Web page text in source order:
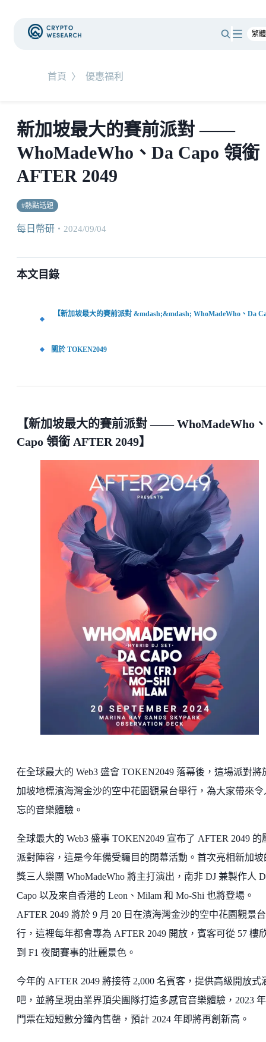
首頁 〉 優惠福利
新加坡最大的賽前派對 ——
WhoMadeWho、Da Capo 領銜
AFTER 2049
#熱點話題
每日幣研 ・ 2024/09/04
本文目錄
【新加坡最大的賽前派對 &mdash;&mdash; WhoMadeWho、Da
關於 TOKEN2049
【新加坡最大的賽前派對 —— WhoMadeWho
Capo 領銜 AFTER 2049】
在全球最大的 Web3 盛會 TOKEN2049 落幕後，這場派對將
加坡地標濱海灣金沙的空中花園觀景台舉行，為大家帶來令
忘的音樂體驗。
全球最大的 Web3 盛事 TOKEN2049 宣布了 AFTER 2049 的
派對陣容，這是今年備受矚目的閉幕活動。首次亮相新加坡
獎三人樂團 WhoMadeWho 將主打演出，南非 DJ 兼製作人
Capo 以及來自香港的 Leon、Milam 和 Mo-Shi 也將登場。
AFTER 2049 將於 9 月 20 日在濱海灣金沙的空中花園觀景
行，這裡每年都會專為 AFTER 2049 開放，賓客可從 57 樓
到 F1 夜間賽事的壯麗景色。
今年的 AFTER 2049 將接待 2,000 名賓客，提供高級開放式
吧，並將呈現由業界頂尖團隊打造多感官音樂體驗，2023
門票在短短數分鐘內售罄，預計 2024 年即將再創新高。